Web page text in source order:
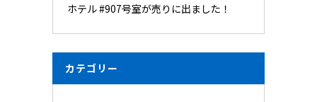
ホテル #907号室が売りに出ました！
カテゴリー